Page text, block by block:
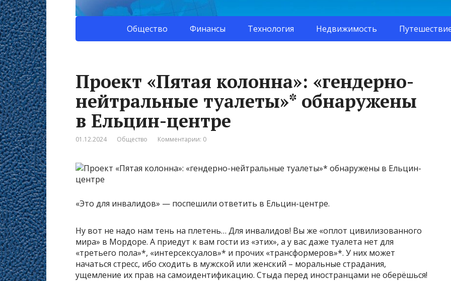
Общество Финансы Технология Недвижимость
Проект «Пятая колонна»: «гендерно-
нейтральные туалеты»* обнаружены
в Ельцин-центре
01.12.2024 Общество Комментарии: 0
«Это для инвалидов» — поспешили ответить в Ельцин-центре.
Ну вот не надо нам тень на плетень… Для инвалидов! Вы же «оплот цивилизованного
мира» в Мордоре. А приедут к вам гости из «этих», а у вас даже туалета нет для
«третьего пола»*, «интерсексуалов»* и прочих «трансформеров»*. У них может
начаться стресс, ибо сходить в мужской или женский – моральные страдания,
ущемление их прав на самоидентификацию. Стыда перед иностранцами не оберёшься!